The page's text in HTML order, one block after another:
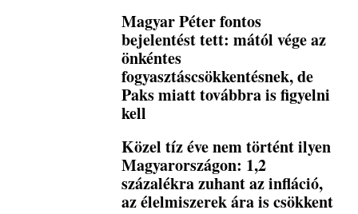
Magyar Péter fontos
bejelentést tett: mától vége az
önkéntes
fogyasztáscsökkentésnek, de
Paks miatt továbbra is figyelni
kell
Közel tíz éve nem történt ilyen
Magyarországon: 1,2
százalékra zuhant az infláció,
az élelmiszerek ára is csökkent